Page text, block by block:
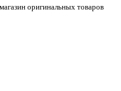
оригинальных товаров